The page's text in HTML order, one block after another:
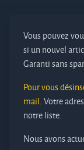
Vous pouvez
si un nouvel
Garanti sans
Pour vous
mail.Votre
notre liste.
Nous avons